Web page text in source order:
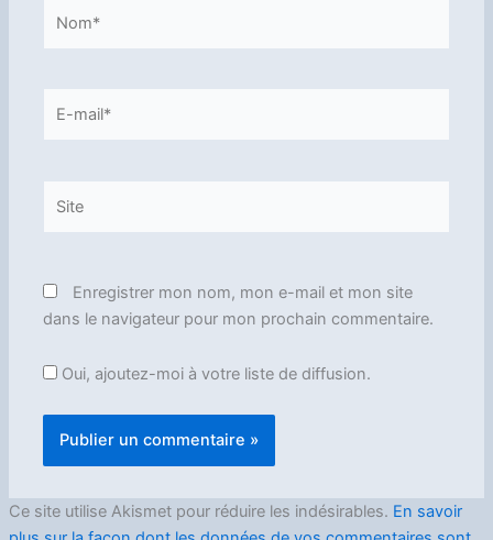
Enregistrer mon nom, mon e-mail et mon site
dans le navigateur pour mon prochain commentaire.
Oui, ajoutez-moi à votre liste de diffusion.
Ce site utilise Akismet pour réduire les indésirables. En savoir